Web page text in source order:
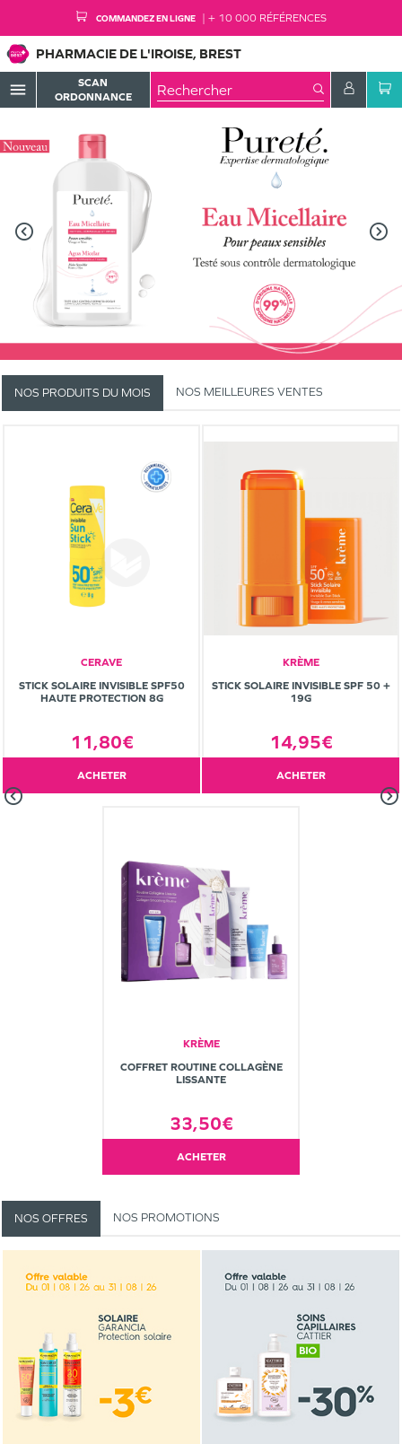
COMMANDEZ EN LIGNE + 10 000 RÉFÉRENCES
PHARMACIE DE L'IROISE, BREST
menu
SCAN
ORDONNANCE
NOS PRODUITS DU MOIS NOS MEILLEURES VENTES
CERAVE
STICK SOLAIRE INVISIBLE SPF50
HAUTE PROTECTION 8G
11,80€
ACHETER
KRÈME
STICK SOLAIRE INVISIBLE SPF 50 +
19G
14,95€
ACHETER
KRÈME
COFFRET ROUTINE COLLAGÈNE
LISSANTE
33,50€
ACHETER
NOS OFFRES NOS PROMOTIONS